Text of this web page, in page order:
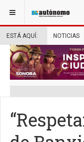
ESTÁ AQUÍ: NOTICIAS